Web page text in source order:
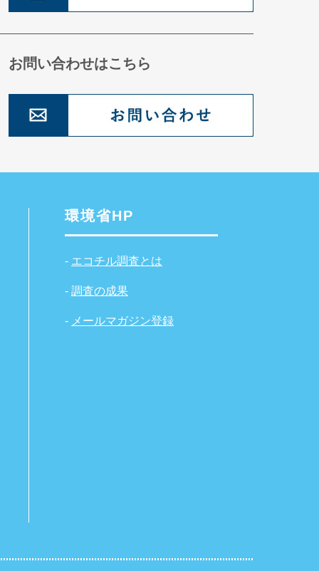
お問い合わせはこちら
環境省HP
- エコチル調査とは
- 調査の成果
- メールマガジン登録